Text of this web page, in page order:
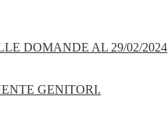
DOMANDE AL 29/02/2024
GENITORI.